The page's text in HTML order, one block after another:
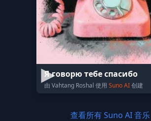
Я говорю тебе спасибо
由 Vahtang Roshal 使用 Suno AI创建
查看所有 Suno AI 音乐